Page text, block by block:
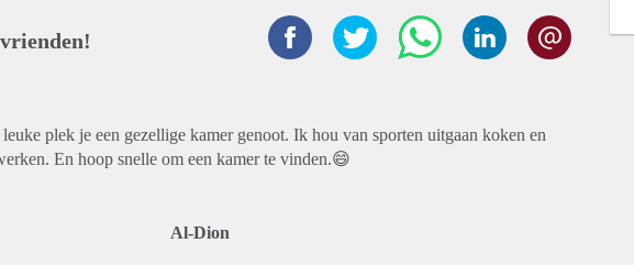
plek je een gezellige kamer genoot. Ik hou van sporten uitgaan koken en
En hoop snelle om een kamer te vinden.😄
Al-Dion